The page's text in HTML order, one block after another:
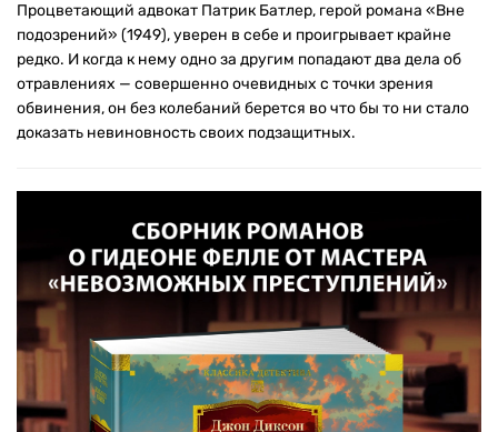
Процветающий адвокат Патрик Батлер, герой романа «Вне
подозрений» (1949), уверен в себе и проигрывает крайне
редко. И когда к нему одно за другим попадают два дела об
отравлениях — совершенно очевидных с точки зрения
обвинения, он без колебаний берется во что бы то ни стало
доказать невиновность своих подзащитных.